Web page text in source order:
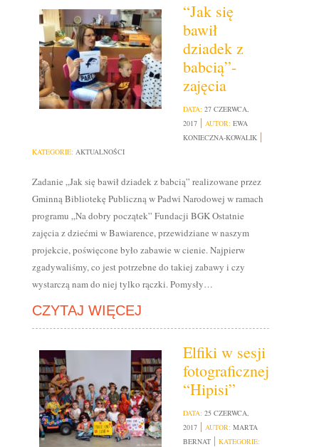
“Jak się
bawił
dziadek z
babcią”-
zajęcia
DATA: 27 CZERWCA,
2017
AUTOR: EWA
KONIECZNA-KOWALIK
KATEGORIE: AKTUALNOŚCI
Zadanie „Jak się bawił dziadek z babcią” realizowane przez
Gminną Bibliotekę Publiczną w Padwi Narodowej w ramach
programu „Na dobry początek” Fundacji BGK Ostatnie
zajęcia z dziećmi w Bawiarence, przewidziane w naszym
projekcie, poświęcone było zabawie w cienie. Najpierw
zgadywaliśmy, co jest potrzebne do takiej zabawy i czy
wystarczą nam do niej tylko rączki. Pomysły…
CZYTAJ WIĘCEJ
Elfiki w sesji
fotograficznej
“Hipisi”
DATA: 25 CZERWCA,
2017
AUTOR: MARTA
BERNAT
KATEGORIE: